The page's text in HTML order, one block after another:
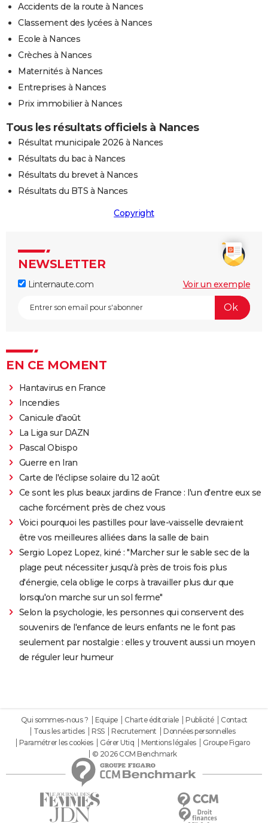
Accidents de la route à Nances
Classement des lycées à Nances
Ecole à Nances
Crèches à Nances
Maternités à Nances
Entreprises à Nances
Prix immobilier à Nances
Tous les résultats officiels à Nances
Résultat municipale 2026 à Nances
Résultats du bac à Nances
Résultats du brevet à Nances
Résultats du BTS à Nances
Copyright
NEWSLETTER
Linternaute.com Voir un exemple
EN CE MOMENT
Hantavirus en France
Incendies
Canicule d'août
La Liga sur DAZN
Pascal Obispo
Guerre en Iran
Carte de l'éclipse solaire du 12 août
Ce sont les plus beaux jardins de France : l'un d'entre eux se
cache forcément près de chez vous
Voici pourquoi les pastilles pour lave-vaisselle devraient
être vos meilleures alliées dans la salle de bain
Sergio Lopez Lopez, kiné : "Marcher sur le sable sec de la
plage peut nécessiter jusqu'à près de trois fois plus
d'énergie, cela oblige le corps à travailler plus dur que
lorsqu'on marche sur un sol ferme"
Selon la psychologie, les personnes qui conservent des
souvenirs de l'enfance de leurs enfants ne le font pas
seulement par nostalgie : elles y trouvent aussi un moyen
de réguler leur humeur
Qui sommes-nous ? Equipe Charte éditoriale Publicité
Contact
Tous les articles
RSS Recrutement
Données personnelles
Paramétrer les cookies
Gérer Utiq Mentions légales
Groupe Figaro
© 2026 CCM Benchmark